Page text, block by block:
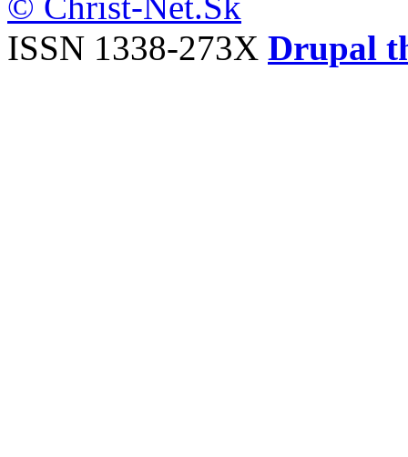
ISSN 1338-273X Drupal